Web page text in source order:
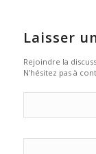
Laisser
Rejoindre la
N’hésitez pas à